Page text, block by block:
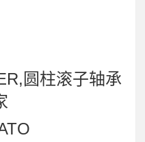
圆柱滚子轴承